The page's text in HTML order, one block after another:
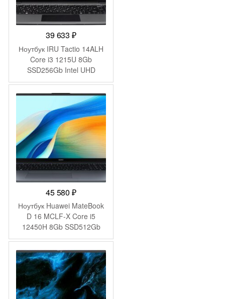
39 633₽
Ноутбук IRU Tactio 14ALH
Core i3 1215U 8Gb
SSD256Gb Intel UHD
Graphics 14″ IPS FHD
(1920×1080) Windows 11
Pro Multi Language 64 grey
WiFi BT Cam 4000mAh
(2059058)
45 580₽
Ноутбук Huawei MateBook
D 16 MCLF-X Core i5
12450H 8Gb SSD512Gb
Intel UHD Graphics 16″ IPS
(1920×1200) без ОС grey
space WiFi BT Cam
(53013YDJ)